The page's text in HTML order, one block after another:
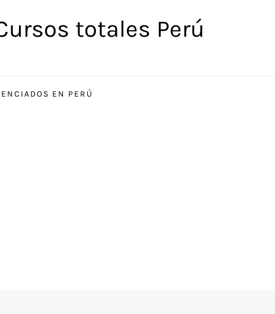
totales Perú
EN PERÚ